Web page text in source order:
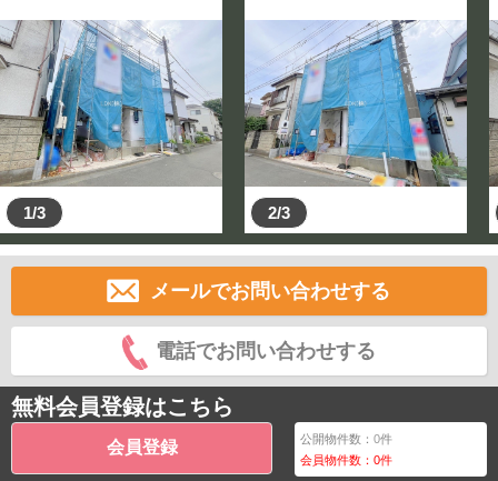
1/3 2/3
メールでお問い合わせする
電話でお問い合わせする
無料会員登録はこちら
会員登録 公開物件数：0件
会員物件数：0件